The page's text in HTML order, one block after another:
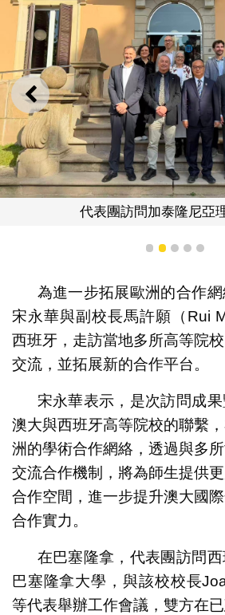
上一則
代表團訪問加泰隆尼亞
1 2 3 4 5
為進一步拓展歐洲的合作
宋永華與副校長馬許願（Rui
西班牙，走訪當地多所高等院
交流，並拓展新的合作平台。
宋永華表示，是次訪問成
澳大與西班牙高等院校的聯繫
洲的學術合作網絡，透過與多
交流合作機制，將為師生提供
合作空間，進一步提升澳大國
合作實力。
在巴塞隆拿，代表團訪問
巴塞隆拿大學，與該校校長
等代表舉辦工作會議，雙方在